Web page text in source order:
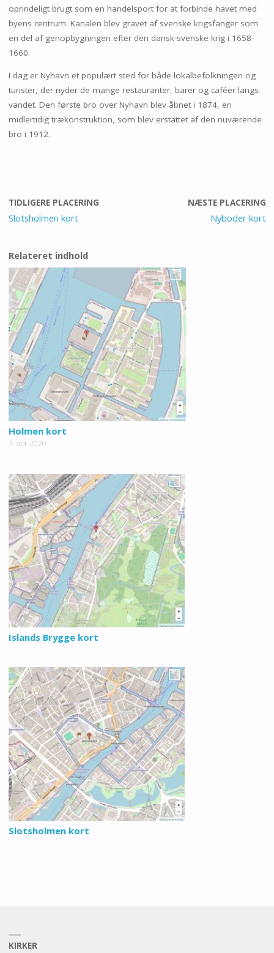
oprindeligt brugt som en handelsport for at forbinde havet med
byens centrum. Kanalen blev gravet af svenske krigsfanger som
en del af genopbygningen efter den dansk-svenske krig i 1658-
1660.
I dag er Nyhavn et populært sted for både lokalbefolkningen og
turister, der nyder de mange restauranter, barer og caféer langs
vandet. Den første bro over Nyhavn blev åbnet i 1874, en
midlertidig trækonstruktion, som blev erstattet af den nuværende
bro i 1912.
TIDLIGERE PLACERING
Slotsholmen kort
NÆSTE PLACERING
Nyboder kort
Relateret indhold
Holmen kort
3. apr 2020
Islands Brygge kort
Slotsholmen kort
KIRKER